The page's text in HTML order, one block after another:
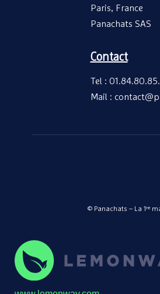
Paris, France
Panachats SAS
Contact
Tel :
Mail :
© Panachats – La 1ʳᵉ